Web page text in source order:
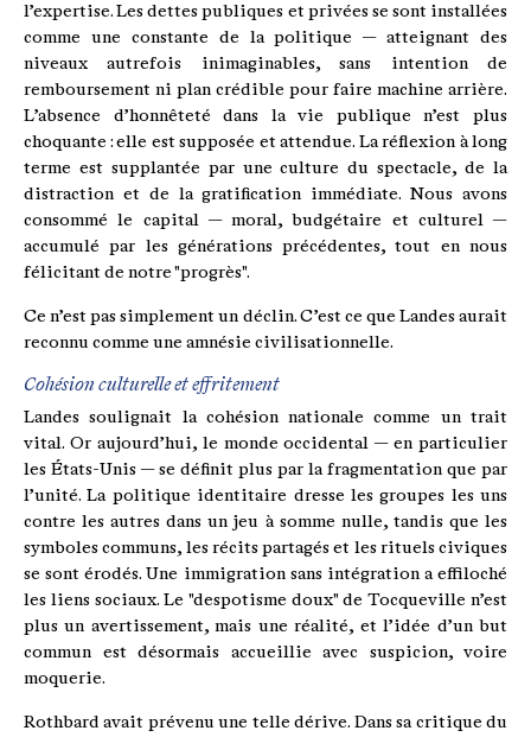
l’expertise. Les dettes publiques et privées se sont installées
comme une constante de la politique — atteignant des
niveaux autrefois inimaginables, sans intention de
remboursement ni plan crédible pour faire machine arrière.
L’absence d’honnêteté dans la vie publique n’est plus
choquante : elle est supposée et attendue. La réflexion à long
terme est supplantée par une culture du spectacle, de la
distraction et de la gratification immédiate. Nous avons
consommé le capital — moral, budgétaire et culturel —
accumulé par les générations précédentes, tout en nous
félicitant de notre "progrès".
Ce n’est pas simplement un déclin. C’est ce que Landes aurait
reconnu comme une amnésie civilisationnelle.
Cohésion culturelle et effritement
Landes soulignait la cohésion nationale comme un trait
vital. Or aujourd’hui, le monde occidental — en particulier
les États-Unis — se définit plus par la fragmentation que par
l’unité. La politique identitaire dresse les groupes les uns
contre les autres dans un jeu à somme nulle, tandis que les
symboles communs, les récits partagés et les rituels civiques
se sont érodés. Une immigration sans intégration a effiloché
les liens sociaux. Le "despotisme doux" de Tocqueville n’est
plus un avertissement, mais une réalité, et l’idée d’un but
commun est désormais accueillie avec suspicion, voire
moquerie.
Rothbard avait prévenu une telle dérive. Dans sa critique du